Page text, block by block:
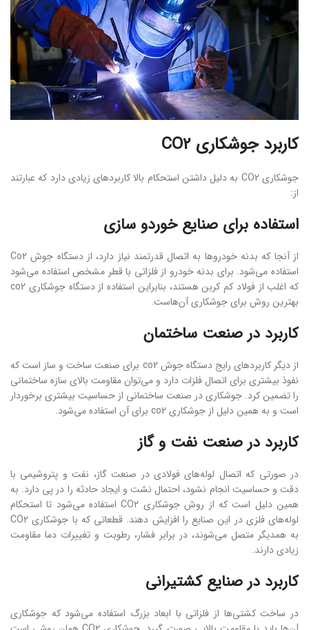
کاربرد جوشکاری CO2
جوشکاری CO2 به دلیل داشتن استحکام بالا کاربردهای زیادی دارد که عبارتند
از:
استفاده برای صنایع خوردو سازی
از آنجا که بدنه خودروها به اتصال قدرتمند نیاز دارد، از دستگاه جوش Co2
استفاده می‌شود. برای بدنه خودرو از فلزاتی با قطر مشخص استفاده می‌شود
که اغلب از فولاد کم کربن هستند، بنابراین استفاده از دستگاه جوشکاری co2
بهترین روش برای جوشکاری آن‌هاست.
کاربرد در صنعت ساختمان
از دیگر کاربردهای رایج دستگاه جوش co2 برای صنعت ساخت و ساز است که
نفوذ بیشتری برای اتصال فلزات دارد و می‌توان مقاومت بالای سازه ساختمانی
را تضمین کرد. جوشکاری در صنعت ساختمانی از حساسیت بیشتری برخوردار
است و به همین دلیل از جوشکاری co2 برای آن استفاده می‌شود.
کاربرد در صنعت نفت و گاز
در صورتی که اتصال لوله‌های فولادی در صنعت گاز، نفت و پتروشیمی با
دقت و حساسیت انجام نشود، احتمال نشت و ایجاد حادثه را در پی دارد. به
همین دلیل است که از روش جوشکاری CO2 استفاده می‌شود تا استحکام
لوله‌های فلزی در این صنایع را افزایش دهند. قطعاتی که با جوشکاری CO2
به همدیگر متصل می‌شوند، در برابر فشار، رطوبت و تغییرات دما مقاومت
زیادی دارند.
کاربرد در صنایع کشتیرانی
در ساخت کشتی‌ها از فلزاتی با ابعاد بزرگ استفاده می‌شود که جوشکاری